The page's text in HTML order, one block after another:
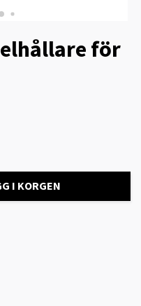
för
I KORGEN